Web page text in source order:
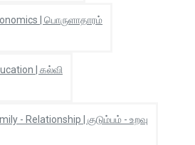
| பொருளாதாரம்
| கல்வி
- Relationship | குடும்பம் - உறவு
நீங்கள்